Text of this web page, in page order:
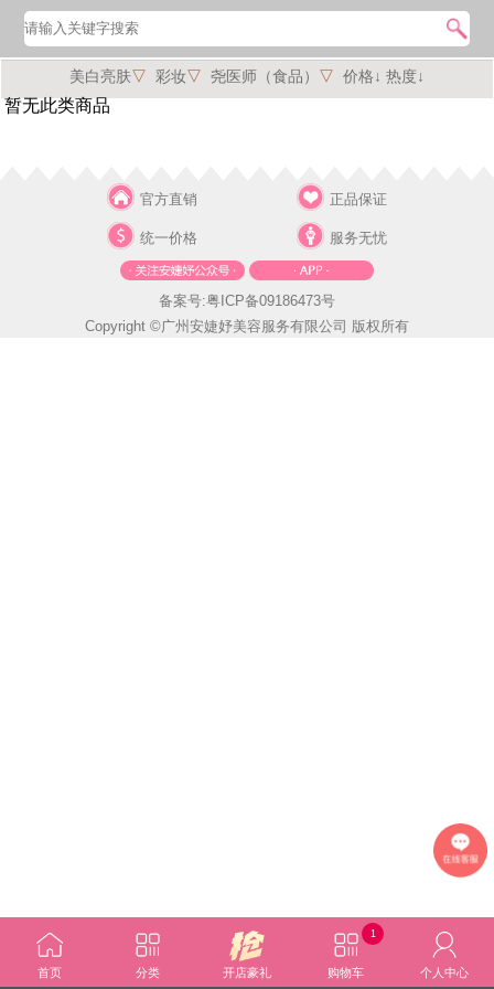
美白亮肤▽ 彩妆▽ 尧医师（食品） ▽ 价格↓ 热度↓
暂无此类商品
官方直销
统一价格
正品保证
服务无忧
备案号:粤ICP备09186473号
Copyright ©广州安婕妤美容服务有限公司 版权所有
首页 分类 开店豪礼 购物车
1
个人中心